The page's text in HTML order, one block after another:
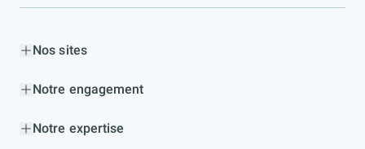
Nos sites
Notre engagement
Notre expertise